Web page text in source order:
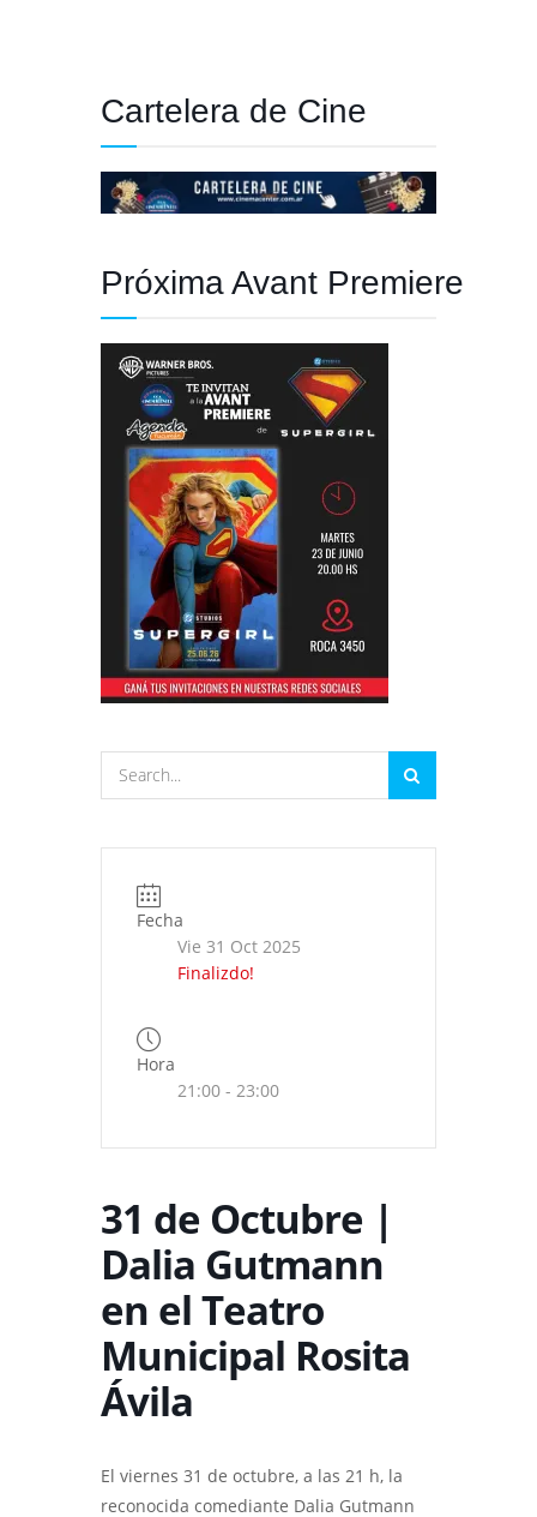
Cartelera de Cine
Próxima Avant Premiere
Fecha
Vie 31 Oct 2025
Finalizdo!
Hora
21:00 - 23:00
31 de Octubre |
Dalia Gutmann
en el Teatro
Municipal Rosita
Ávila
El viernes 31 de octubre, a las 21 h, la
reconocida comediante Dalia Gutmann